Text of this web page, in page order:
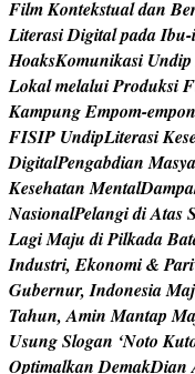
FilmKontekstualdan Be
LiterasiDigitalpadaIbu-i
HoaksKomunikasi Undip
LokalmelaluiProduksiF
KampungEmpom-empon
FISIP UndipLiterasiKes
DigitalPengabdian Masya
Kesehatan MentalDampa
NasionalPelangidiAtas
LagiMaju diPilkadaBat
Industri, Ekonomi& Pari
Gubernur, IndonesiaMaj
Tahun, Amin Mantap Ma
UsungSlogan ‘Noto Kut
Optimalkan DemakDian